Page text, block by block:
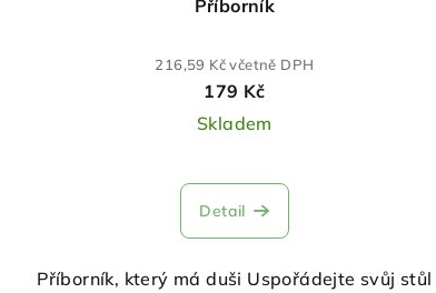
Příborník
216,59 Kč včetně DPH
179 Kč
Skladem
Detail
Příborník, který má duši Uspořádejte svůj stůl